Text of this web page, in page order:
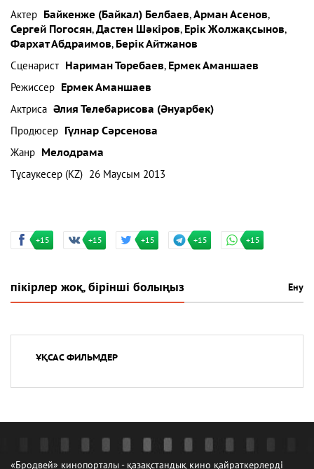
Актер Байкенже (Байкал) Белбаев,Арман Асенов,
Сергей Погосян,Дастен Шәкіров, Ерік Жолжақсынов,
Фархат Абдраимов, Берік Айтжанов
Сценарист Нариман Төребаев, Ермек Аманшаев
Режиссер Ермек Аманшаев
Актриса Әлия Телебарисова (Әнуарбек)
Продюсер Гүлнар Сәрсенова
Жанр Мелодрама
Тұсаукесер (KZ) 26 Маусым 2013
+15 +15 +15 +15 +15
пікірлер жоқ, бірінші болыңыз Ену
ҰҚСАС ФИЛЬМДЕР
«Бродвей» кинопорталы - қазақстандық кино қайраткерлерді